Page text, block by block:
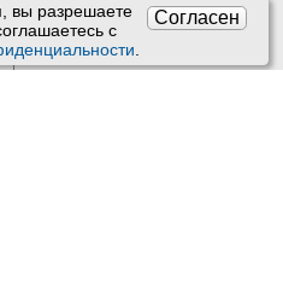
Согласен
вы разрешаете
с
.